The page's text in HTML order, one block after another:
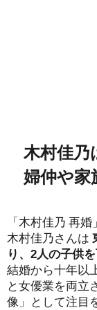
木村佳乃
婦仲や家
「木村佳乃 再
木村佳乃さんは
り、2人の子供
結婚から十年以
と女優業を両立
像」として注目